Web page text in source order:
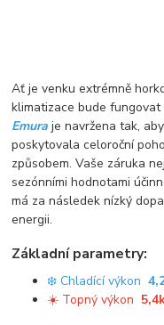
Ať je venku extrémně
klimatizace bude
Emura je navržena tak,
poskytovala celoroční
způsobem. Vaše záruka
sezónními hodnotami
má za následek nízký
energii.
Základní parametry:
❄️ Chladící výkon
☀️ Topný výkon 5,4